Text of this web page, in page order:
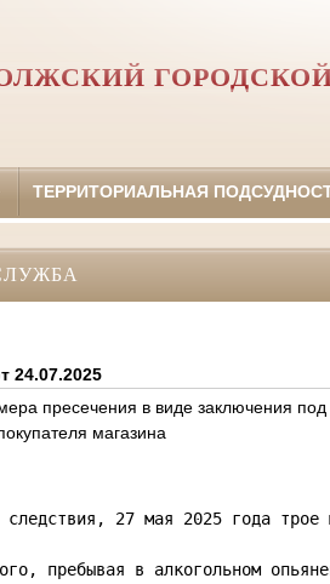
ТЕРРИТОРИАЛЬНАЯ
24.07.2025
пресечения в виде заключения под
магазина
следствия, 27 мая 2025 года трое
пребывая в алкогольном